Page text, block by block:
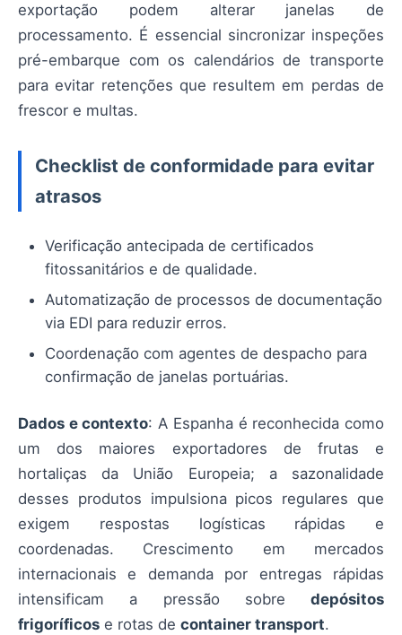
exportação podem alterar janelas de
processamento. É essencial sincronizar inspeções
pré-embarque com os calendários de transporte
para evitar retenções que resultem em perdas de
frescor e multas.
Checklist de conformidade para evitar
atrasos
Verificação antecipada de certificados
fitossanitários e de qualidade.
Automatização de processos de documentação
via EDI para reduzir erros.
Coordenação com agentes de despacho para
confirmação de janelas portuárias.
Dados e contexto: A Espanha é reconhecida como
um dos maiores exportadores de frutas e
hortaliças da União Europeia; a sazonalidade
desses produtos impulsiona picos regulares que
exigem respostas logísticas rápidas e
coordenadas. Crescimento em mercados
internacionais e demanda por entregas rápidas
intensificam a pressão sobre depósitos
frigoríficos e rotas de container transport.